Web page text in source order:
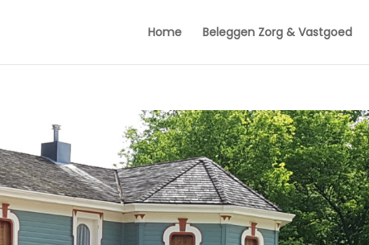
Home Beleggen Zorg & Vastgoed